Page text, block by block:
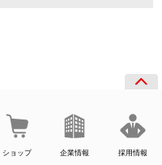
ショップ 企業情報 採用情報